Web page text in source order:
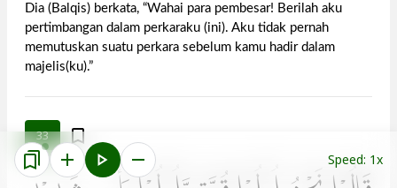
Dia (Balqis) berkata, “Wahai para pembesar! Berilah aku
pertimbangan dalam perkaraku (ini). Aku tidak pernah
memutuskan suatu perkara sebelum kamu hadir dalam
majelis(ku).”
33
Speed: 1x